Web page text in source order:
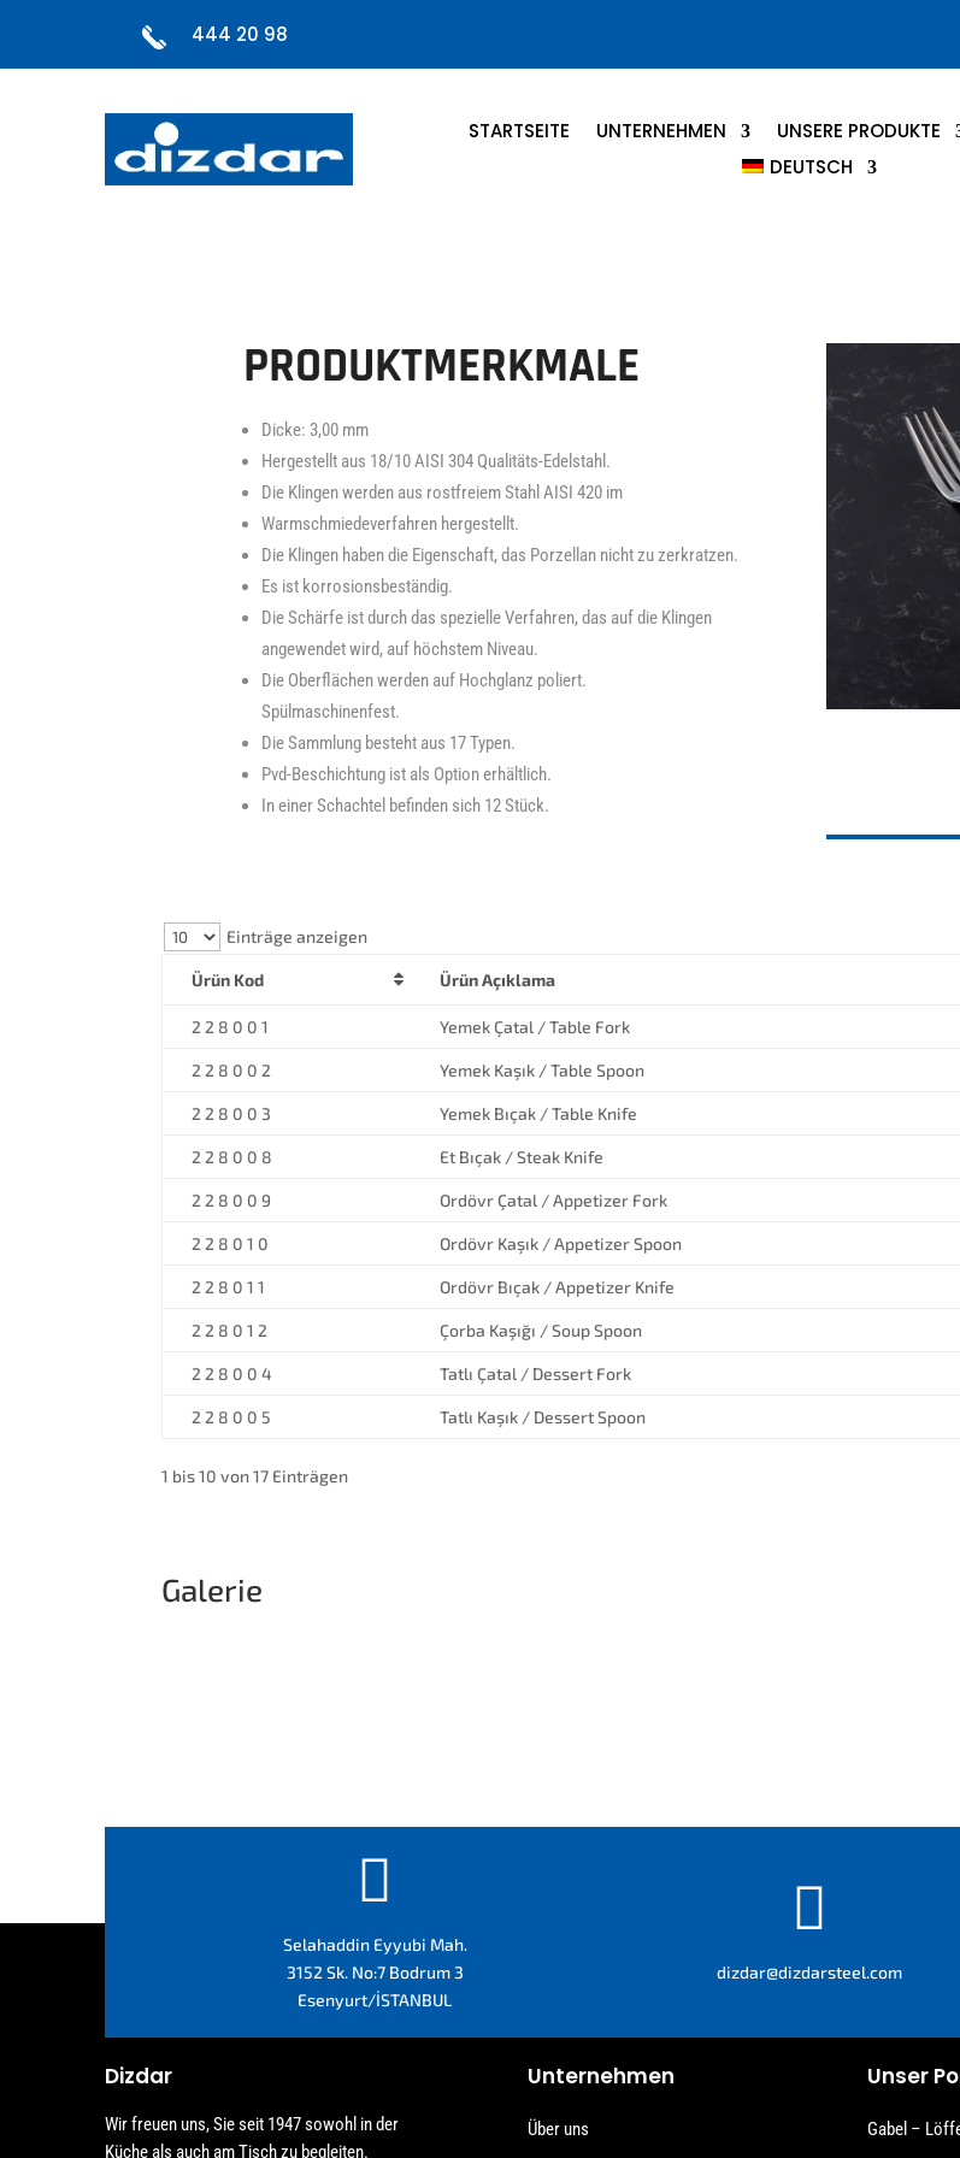
444 20 98
STARTSEITE UNTERNEHMEN UNSERE PRODUKTE
DEUTSCH
PRODUKTMERKMALE
Dicke: 3,00 mm
Hergestellt aus 18/10 AISI 304 Qualitäts-Edelstahl.
Die Klingen werden aus rostfreiem Stahl AISI 420 im
Warmschmiedeverfahren hergestellt.
Die Klingen haben die Eigenschaft, das Porzellan nicht zu zerkratzen.
Es ist korrosionsbeständig.
Die Schärfe ist durch das spezielle Verfahren, das auf die Klingen
angewendet wird, auf höchstem Niveau.
Die Oberflächen werden auf Hochglanz poliert.
Spülmaschinenfest.
Die Sammlung besteht aus 17 Typen.
Pvd-Beschichtung ist als Option erhältlich.
In einer Schachtel befinden sich 12 Stück.
Einträge anzeigen
Ürün Kod Ürün Açıklama
2 2 8 0 0 1 Yemek Çatal / Table Fork
2 2 8 0 0 2 Yemek Kaşık / Table Spoon
2 2 8 0 0 3 Yemek Bıçak / Table Knife
2 2 8 0 0 8 Et Bıçak / Steak Knife
2 2 8 0 0 9 Ordövr Çatal / Appetizer Fork
2 2 8 0 1 0 Ordövr Kaşık / Appetizer Spoon
2 2 8 0 1 1 Ordövr Bıçak / Appetizer Knife
2 2 8 0 1 2 Çorba Kaşığı / Soup Spoon
2 2 8 0 0 4 Tatlı Çatal / Dessert Fork
2 2 8 0 0 5 Tatlı Kaşık / Dessert Spoon
1 bis 10 von 17 Einträgen
Galerie

Selahaddin Eyyubi Mah.
3152 Sk. No:7 Bodrum 3
Esenyurt/İSTANBUL

dizdar@dizdarsteel.com
Dizdar
Wir freuen uns, Sie seit 1947 sowohl in der
Küche als auch am Tisch zu begleiten.
Unternehmen
Über uns
Unser
Gabel –